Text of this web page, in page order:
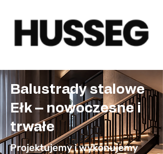
Balustrady stalowe
Ełk – nowoczesne i
trwałe
Projektujemy i wykonujemy